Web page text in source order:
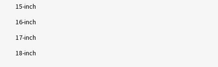
15-inch
16-inch
17-inch
18-inch